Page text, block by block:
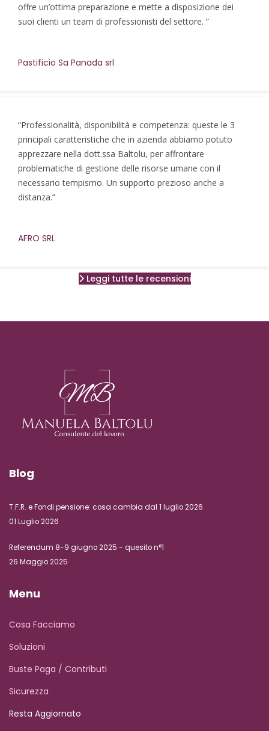
offre un’ottima preparazione e mette a disposizione dei
suoi clienti un team di professionisti del settore. ”
Pastificio Sa Panada srl
“Professionalità, disponibilità e competenza: queste le 3
principali caratteristiche che in azienda abbiamo potuto
apprezzare nella dott.ssa Baltolu, per affrontare
problematiche di gestione delle risorse umane con il
necessario tempismo. Un supporto prezioso anche a
distanza.”
AFRO SRL
Leggi tutte le recensioni
Blog
T.F.R. e Fondi pensione: cosa cambia dal 1 luglio 2026
01 Luglio 2026
Referendum 8-9 giugno 2025 - quesito n°1
26 Maggio 2025
Menu
Cosa Facciamo
Soluzioni
Buste Paga / Contributi
Sicurezza
Resta Aggiornato